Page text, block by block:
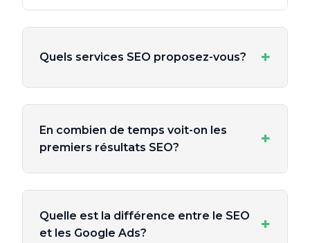
Quels services SEO proposez-vous? +
En combien de temps voit-on les
premiers résultats SEO?
+
Quelle est la différence entre le SEO
et les Google Ads?
+